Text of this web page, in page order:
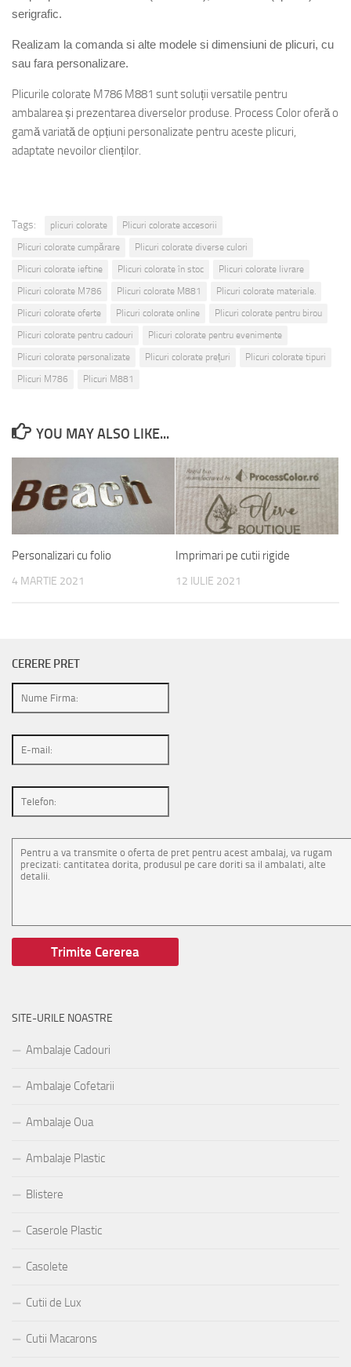
serigrafic.
Realizam la comanda si alte modele si dimensiuni de plicuri, cu
sau fara personalizare.
Plicurile colorate M786 M881 sunt soluții versatile pentru
ambalarea și prezentarea diverselor produse. Process Color oferă o
gamă variată de opțiuni personalizate pentru aceste plicuri,
adaptate nevoilor clienților.
Tags: plicuri colorate
Plicuri colorate accesorii
Plicuri colorate cumpărare
Plicuri colorate diverse culori
Plicuri colorate ieftine
Plicuri colorate în stoc
Plicuri colorate livrare
Plicuri colorate M786
Plicuri colorate M881
Plicuri colorate materiale.
Plicuri colorate oferte
Plicuri colorate online
Plicuri colorate pentru birou
Plicuri colorate pentru cadouri
Plicuri colorate pentru evenimente
Plicuri colorate personalizate
Plicuri colorate prețuri
Plicuri colorate tipuri
Plicuri M786
Plicuri M881
YOU MAY ALSO LIKE...
Personalizari cu folio
4 MARTIE 2021
Imprimari pe cutii rigide
12 IULIE 2021
CERERE PRET
SITE-URILE NOASTRE
Ambalaje Cadouri
Ambalaje Cofetarii
Ambalaje Oua
Ambalaje Plastic
Blistere
Caserole Plastic
Casolete
Cutii de Lux
Cutii Macarons